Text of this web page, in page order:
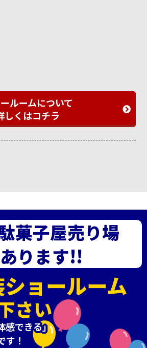
ルームについて
しくはコチラ
菓子屋売り場
ります!!
ョールーム
さい
感できる」
す！